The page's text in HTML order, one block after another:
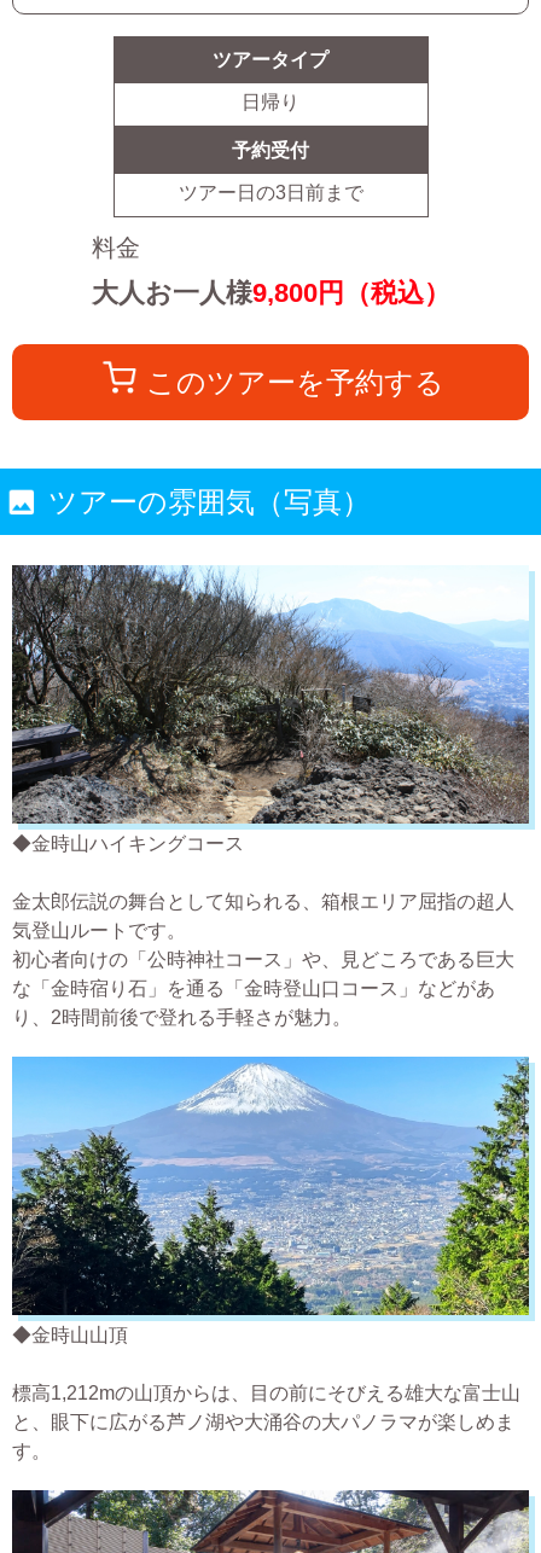
ツアータイプ
日帰り
予約受付
ツアー日の3日前まで
料金
大人お一人様9,800円（税込）
このツアーを予約する
ツアーの雰囲気（写真）
◆金時山ハイキングコース
金太郎伝説の舞台として知られる、箱根エリア屈指の超人
気登山ルートです。
初心者向けの「公時神社コース」や、見どころである巨大
な「金時宿り石」を通る「金時登山口コース」などがあ
り、2時間前後で登れる手軽さが魅力。
◆金時山山頂
標高1,212mの山頂からは、目の前にそびえる雄大な富士山
と、眼下に広がる芦ノ湖や大涌谷の大パノラマが楽しめま
す。